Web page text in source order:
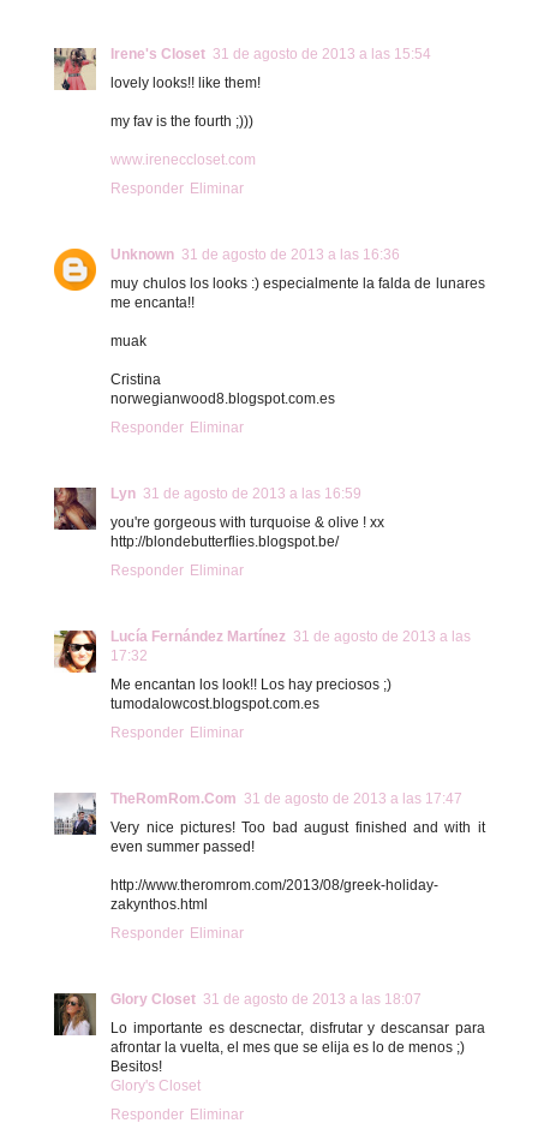
Irene's Closet 31 de agosto de 2013 a las 15:54
lovely looks!! like them!
my fav is the fourth ;)))
www.ireneccloset.com
Responder Eliminar
Unknown 31 de agosto de 2013 a las 16:36
muy chulos los looks :) especialmente la falda de lunares
me encanta!!
muak
Cristina
norwegianwood8.blogspot.com.es
Responder Eliminar
Lyn 31 de agosto de 2013 a las 16:59
you're gorgeous with turquoise & olive ! xx
http://blondebutterflies.blogspot.be/
Responder Eliminar
Lucía Fernández Martínez 31 de agosto de 2013 a las
17:32
Me encantan los look!! Los hay preciosos ;)
tumodalowcost.blogspot.com.es
Responder Eliminar
TheRomRom.Com 31 de agosto de 2013 a las 17:47
Very nice pictures! Too bad august finished and with it
even summer passed!
http://www.theromrom.com/2013/08/greek-holiday-
zakynthos.html
Responder Eliminar
Glory Closet 31 de agosto de 2013 a las 18:07
Lo importante es descnectar, disfrutar y descansar para
afrontar la vuelta, el mes que se elija es lo de menos ;)
Besitos!
Glory's Closet
Responder Eliminar